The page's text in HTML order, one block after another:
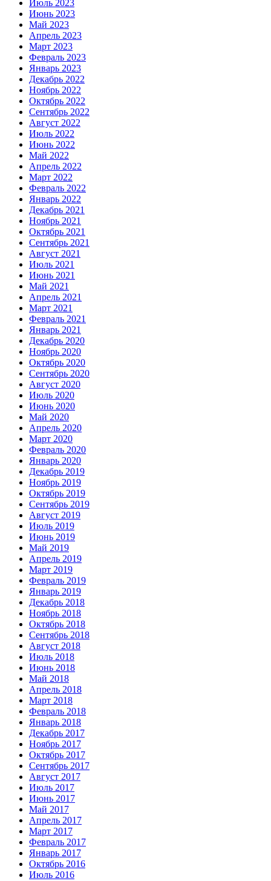
Июль 2023
Июнь 2023
Май 2023
Апрель 2023
Март 2023
Февраль 2023
Январь 2023
Декабрь 2022
Ноябрь 2022
Октябрь 2022
Сентябрь 2022
Август 2022
Июль 2022
Июнь 2022
Май 2022
Апрель 2022
Март 2022
Февраль 2022
Январь 2022
Декабрь 2021
Ноябрь 2021
Октябрь 2021
Сентябрь 2021
Август 2021
Июль 2021
Июнь 2021
Май 2021
Апрель 2021
Март 2021
Февраль 2021
Январь 2021
Декабрь 2020
Ноябрь 2020
Октябрь 2020
Сентябрь 2020
Август 2020
Июль 2020
Июнь 2020
Май 2020
Апрель 2020
Март 2020
Февраль 2020
Январь 2020
Декабрь 2019
Ноябрь 2019
Октябрь 2019
Сентябрь 2019
Август 2019
Июль 2019
Июнь 2019
Май 2019
Апрель 2019
Март 2019
Февраль 2019
Январь 2019
Декабрь 2018
Ноябрь 2018
Октябрь 2018
Сентябрь 2018
Август 2018
Июль 2018
Июнь 2018
Май 2018
Апрель 2018
Март 2018
Февраль 2018
Январь 2018
Декабрь 2017
Ноябрь 2017
Октябрь 2017
Сентябрь 2017
Август 2017
Июль 2017
Июнь 2017
Май 2017
Апрель 2017
Март 2017
Февраль 2017
Январь 2017
Октябрь 2016
Июль 2016